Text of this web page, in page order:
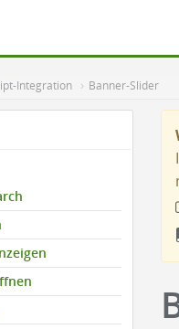
Integration Banner-Slider